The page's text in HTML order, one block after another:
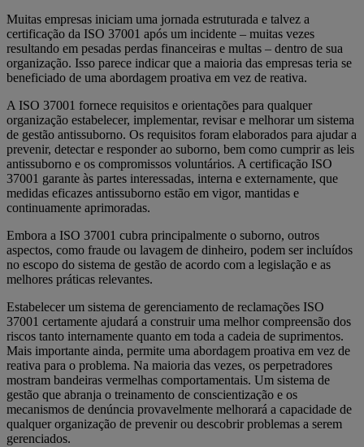
Muitas empresas iniciam uma jornada estruturada e talvez a
certificação da ISO 37001 após um incidente – muitas vezes
resultando em pesadas perdas financeiras e multas – dentro de sua
organização. Isso parece indicar que a maioria das empresas teria se
beneficiado de uma abordagem proativa em vez de reativa.
A ISO 37001 fornece requisitos e orientações para qualquer
organização estabelecer, implementar, revisar e melhorar um sistema
de gestão antissuborno. Os requisitos foram elaborados para ajudar a
prevenir, detectar e responder ao suborno, bem como cumprir as leis
antissuborno e os compromissos voluntários. A certificação ISO
37001 garante às partes interessadas, interna e externamente, que
medidas eficazes antissuborno estão em vigor, mantidas e
continuamente aprimoradas.
Embora a ISO 37001 cubra principalmente o suborno, outros
aspectos, como fraude ou lavagem de dinheiro, podem ser incluídos
no escopo do sistema de gestão de acordo com a legislação e as
melhores práticas relevantes.
Estabelecer um sistema de gerenciamento de reclamações ISO
37001 certamente ajudará a construir uma melhor compreensão dos
riscos tanto internamente quanto em toda a cadeia de suprimentos.
Mais importante ainda, permite uma abordagem proativa em vez de
reativa para o problema. Na maioria das vezes, os perpetradores
mostram bandeiras vermelhas comportamentais. Um sistema de
gestão que abranja o treinamento de conscientização e os
mecanismos de denúncia provavelmente melhorará a capacidade de
qualquer organização de prevenir ou descobrir problemas a serem
gerenciados.